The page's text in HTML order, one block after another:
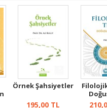
Örnek Şahsiyetler
195,00 TL